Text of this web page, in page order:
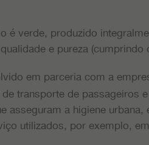
é verde, produzido
e pureza
em parceria com a
de transporte de passageiros
asseguram a higiene
utilizados, por exemplo,